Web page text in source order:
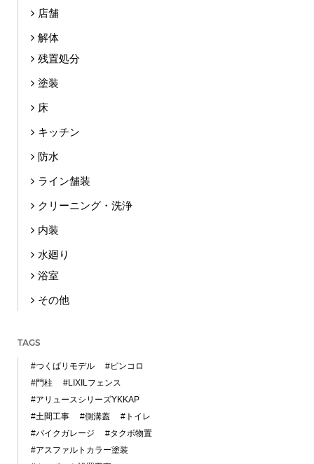
店舗
解体
残置処分
塗装
床
キッチン
防水
ライン舗装
クリーニング・洗浄
内装
水廻り
浴室
その他
TAGS
#つくばリモデル
#ピンコロ
#門柱
#LIXILフェンス
#アリュースシリーズYKKAP
#土間工事
#側溝蓋
#トイレ
#バイクガレージ
#タクボ物置
#アスファルトカラー塗装